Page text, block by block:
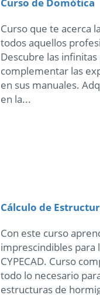
Curso que te acerca
todos aquellos
Descubre las
complementar las
en sus manuales.
en la...
Cálculo de
Con este curso
imprescindibles para
CYPECAD. Curso
todo lo necesario
estructuras de